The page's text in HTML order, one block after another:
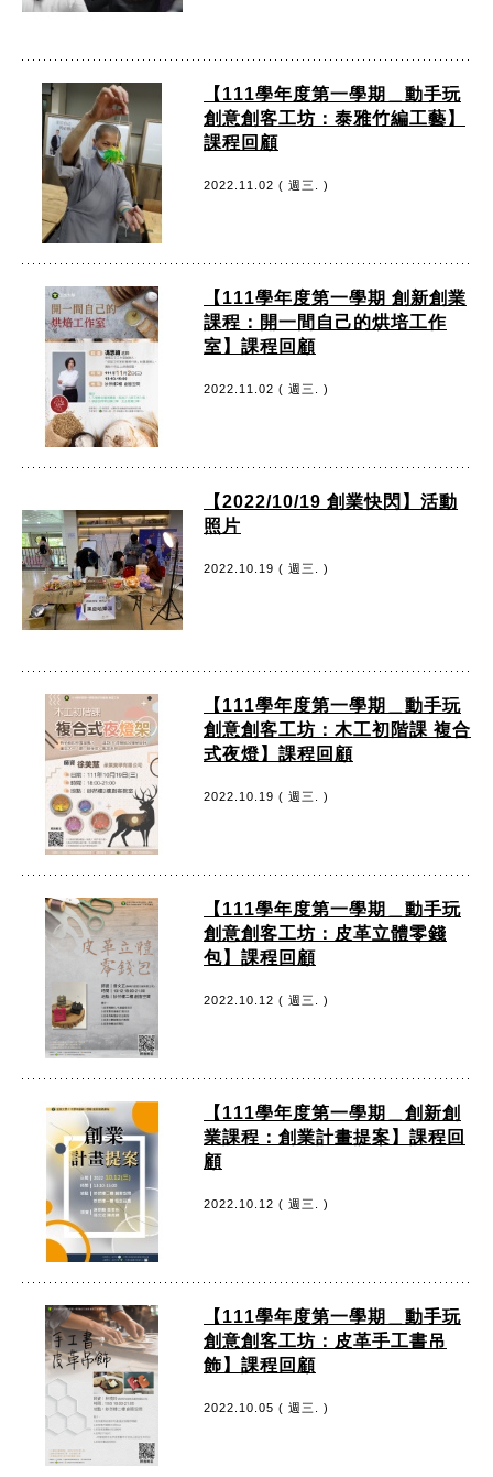
【111學年度第一學期＿動手玩
創意創客工坊：泰雅竹編工藝】
課程回顧
2022.11.02 ( 週三. )
【111學年度第一學期 創新創業
課程：開一間自己的烘培工作
室】課程回顧
2022.11.02 ( 週三. )
【2022/10/19 創業快閃】活動
照片
2022.10.19 ( 週三. )
【111學年度第一學期＿動手玩
創意創客工坊：木工初階課 複合
式夜燈】課程回顧
2022.10.19 ( 週三. )
【111學年度第一學期＿動手玩
創意創客工坊：皮革立體零錢
包】課程回顧
2022.10.12 ( 週三. )
【111學年度第一學期＿創新創
業課程：創業計畫提案】課程回
顧
2022.10.12 ( 週三. )
【111學年度第一學期＿動手玩
創意創客工坊：皮革手工書吊
飾】課程回顧
2022.10.05 ( 週三. )